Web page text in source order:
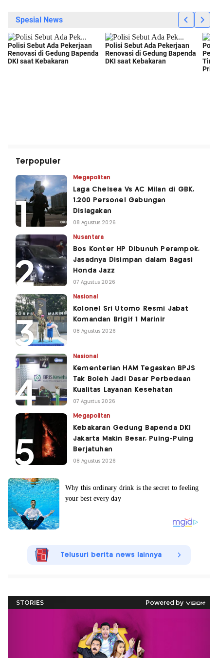
Terpopuler
Megapolitan
Laga Chelsea Vs AC Milan di GBK,
1.200 Personel Gabungan
Disiagakan
08 Agustus 2026
Nusantara
Bos Konter HP Dibunuh Perampok,
Jasadnya Disimpan dalam Bagasi
Honda Jazz
07 Agustus 2026
Nasional
Kolonel Sri Utomo Resmi Jabat
Komandan Brigif 1 Marinir
08 Agustus 2026
Nasional
Kementerian HAM Tegaskan BPJS
Tak Boleh Jadi Dasar Perbedaan
Kualitas Layanan Kesehatan
07 Agustus 2026
Megapolitan
Kebakaran Gedung Bapenda DKI
Jakarta Makin Besar, Puing-Puing
Berjatuhan
08 Agustus 2026
Telusuri berita news lainnya